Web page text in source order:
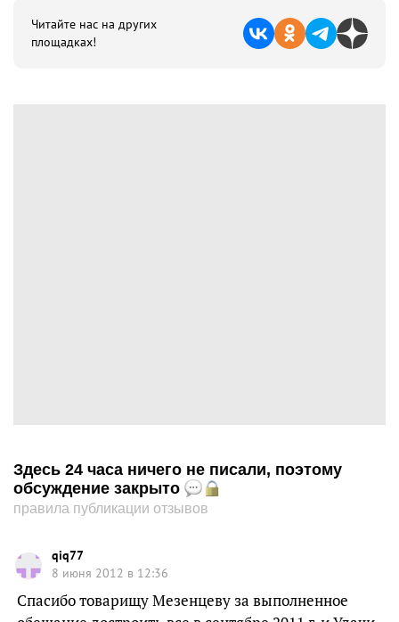
Читайте нас на других
площадках!
Здесь 24 часа ничего не писали, поэтому
обсуждение закрыто
правила публикации отзывов
qiq77
8 июня 2012 в 12:36
Спасибо товарищу Мезенцеву за выполненное